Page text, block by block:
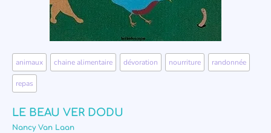
animaux chaine alimentaire dévoration nourriture randonnée
repas
LE BEAU VER DODU
Nancy Van Laan